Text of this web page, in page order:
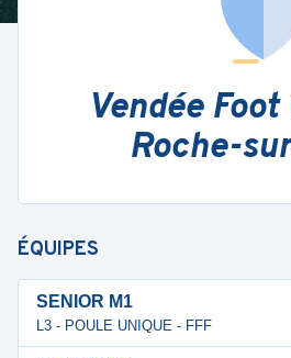
Vendée
Roche-
ÉQUIPES
SENIOR M1
L3 - POULE UNIQUE - FFF